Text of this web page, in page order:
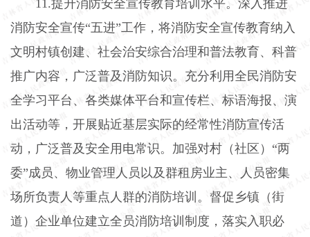
11.提升消防安全宣传教育培训水平。深入推进
消防安全宣传“五进”工作，将消防安全宣传教育纳入
文明村镇创建、社会治安综合治理和普法教育、科普
推广内容，广泛普及消防知识。充分利用全民消防安
全学习平台、各类媒体平台和宣传栏、标语海报、演
出活动等，开展贴近基层实际的经常性消防宣传活
动，广泛普及安全用电常识。加强对村（社区）“两
委”成员、物业管理人员以及群租房业主、人员密集
场所负责人等重点人群的消防培训。督促乡镇（街
道）企业单位建立全员消防培训制度，落实入职必